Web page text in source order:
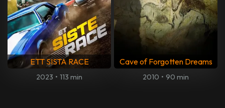
ETT SISTA RACE
2023 • 113 min
Cave of Forgotten Dreams
2010 • 90 min